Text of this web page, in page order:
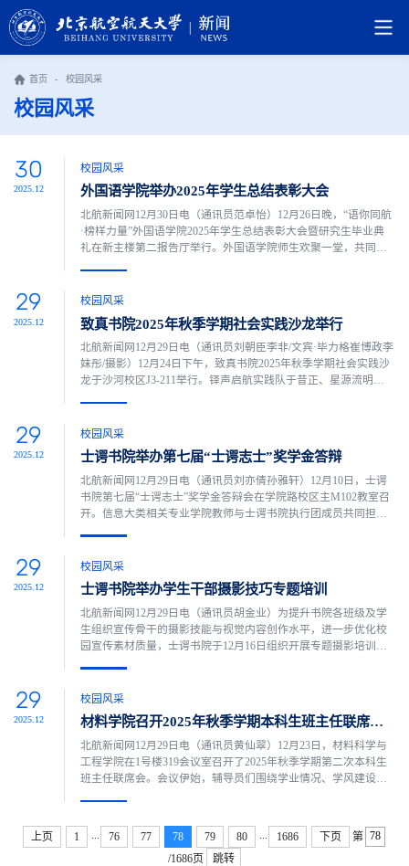
首页 - 校园风采
校园风采
30
2025.12
校园风采
外国语学院举办2025年学生总结表彰大会
北航新闻网12月30日电（通讯员范卓怡）12月26日晚，“语你同航
·榜样力量”外国语学院2025年学生总结表彰大会暨研究生毕业典
礼在新主楼第二报告厅举行。外国语学院师生欢聚一堂，共同回
外院学子以语言为舟、以奋斗为帆，在学术科研、科创竞赛、文
体活动、志愿服务等多个领域留下了坚实的足迹，充分彰显了外
院...
29
2025.12
校园风采
致真书院2025年秋季学期社会实践沙龙举行
北航新闻网12月29日电（通讯员刘朝臣李非/文宾·毕力格崔博政李
妺彤/摄影）12月24日下午，致真书院2025年秋季学期社会实践沙
龙于沙河校区J3-211举行。铎声启航实践队于昔正、星源流明实
分享实践队的成长故事。致真书院全体学生参加此次沙龙。铎声
启航实践队围绕“如何从零开始组建一支实践队？”讲述创建铎声...
29
2025.12
校园风采
士谔书院举办第七届“士谔志士”奖学金答辩
北航新闻网12月29日电（通讯员刘亦倩孙雅轩）12月10日，士谔
书院第七届“士谔志士”奖学金答辩会在学院路校区主M102教室召
开。信息大类相关专业学院教师与士谔书院执行团成员共同担任
设立背景与答辩规则。随后，“士谔奖章”候选人、“七三奖章”候选
人及“士谔星云”候选团队依次进行答辩。每位候选人陈...
29
2025.12
校园风采
士谔书院举办学生干部摄影技巧专题培训
北航新闻网12月29日电（通讯员胡金业）为提升书院各班级及学
生组织宣传骨干的摄影技能与视觉内容创作水平，进一步优化校
园宣传素材质量，士谔书院于12月16日组织开展专题摄影培训。
行。培训围绕活动摄影的全流程展开，系统讲解了从前期拍摄到
后期处理的规范与技巧，内容涵盖取景构图、大型活动拍摄要点
以及后...
29
2025.12
校园风采
材料学院召开2025年秋季学期本科生班主任联席会暨学业工作研讨会
北航新闻网12月29日电（通讯员黄仙翠）12月23日，材料科学与
工程学院在1号楼319会议室召开了2025年秋季学期第二次本科生
班主任联席会。会议伊始，辅导员们围绕学业情况、学风建设、
自身带班经验，就人才培养、专业宣传、学业帮扶等方面展开了
讨论。班主任贺杨堃希望通过建立多层次学业支持体系和强化个
上页 1 ... 76 77 78 79 80 ... 1686 下页
第
/1686页
跳转